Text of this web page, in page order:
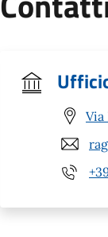
Via